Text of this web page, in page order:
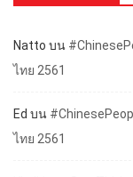
Natto บน
ไทย 2561
Ed บน
ไทย 2561